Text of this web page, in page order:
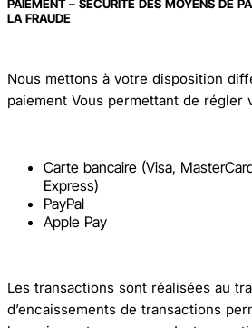
PAIEMENT – SÉCURITÉ DES MOYENS DE
LA FRAUDE
Nous mettons à votre disposition
paiement Vous permettant de régler
Carte bancaire (Visa,
Express)
PayPal
Apple Pay
Les transactions sont réalisées au
d’encaissements de transactions